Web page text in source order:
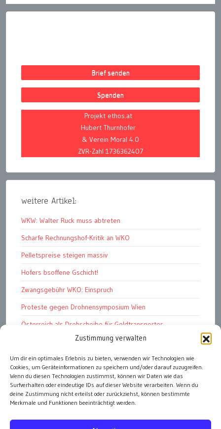
Zustimmung verwalten
Um dir ein optimales Erlebnis zu bieten, verwenden wir Technologien wie
Cookies, um Geräteinformationen zu speichern und/oder darauf zuzugreifen.
Wenn du diesen Technologien zustimmst, können wir Daten wie das
Surfverhalten oder eindeutige IDs auf dieser Website verarbeiten. Wenn du
deine Zustimmung nicht erteilst oder zurückziehst, können bestimmte
Merkmale und Funktionen beeinträchtigt werden.
Brief senden
Spenden
Projekt ethos.at
Hubert Thurnhofer
& Verein Moral 4.0
ZVR-Zahl 1736362407
weitere Artikel:
WKW: Walter Ruck muss abtreten
Scharfe Rechnungshof-Kritik an WKO
Pelletspreise steigen massiv
Hofers bsoffene Gschicht!
Zwangsgebühr WKO: Einspruch
Proteste gegen Drohnensymposium Wien
Österreich als Drehscheibe für Geldtransporter
Financial Stability Report der OeNB 2026
Genug Eier fürs Osterkörberl?
Angst vor Inflation und Krieg
alle Artikel